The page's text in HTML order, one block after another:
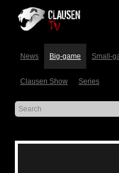
News Big-game Small-
Clausen Show Series